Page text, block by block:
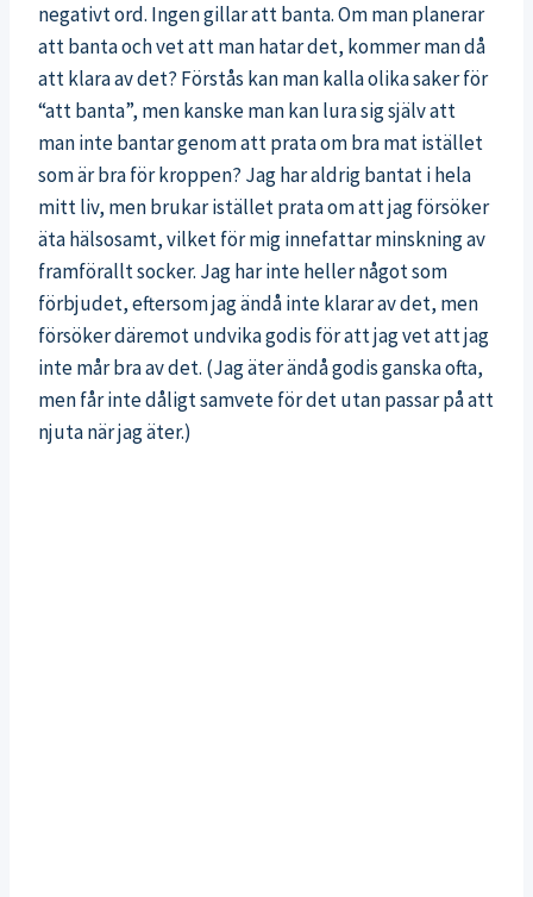
negativt ord. Ingen gillar att banta. Om man planerar
att banta och vet att man hatar det, kommer man då
att klara av det? Förstås kan man kalla olika saker för
“att banta”, men kanske man kan lura sig själv att
man inte bantar genom att prata om bra mat istället
som är bra för kroppen? Jag har aldrig bantat i hela
mitt liv, men brukar istället prata om att jag försöker
äta hälsosamt, vilket för mig innefattar minskning av
framförallt socker. Jag har inte heller något som
förbjudet, eftersom jag ändå inte klarar av det, men
försöker däremot undvika godis för att jag vet att jag
inte mår bra av det. (Jag äter ändå godis ganska ofta,
men får inte dåligt samvete för det utan passar på att
njuta när jag äter.)